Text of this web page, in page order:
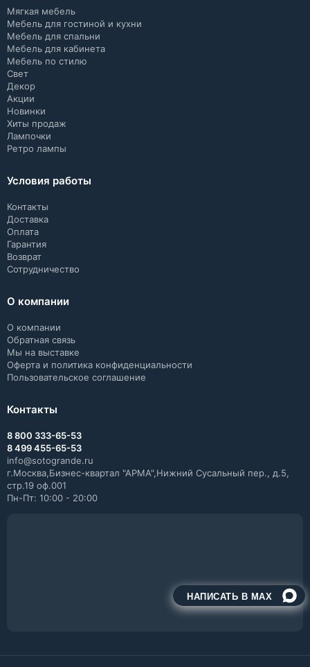
НАПИСАТЬ В MAX
Мягкая мебель
Мебель для гостиной и кухни
Мебель для спальни
Мебель для кабинета
Мебель по стилю
Свет
Декор
Акции
Новинки
Хиты продаж
Лампочки
Ретро лампы
Условия работы
Контакты
Доставка
Оплата
Гарантия
Возврат
Сотрудничество
О компании
О компании
Обратная связь
Мы на выставке
Оферта и политика конфиденциальности
Пользовательское соглашение
Контакты
8 800 333-65-53
8 499 455-65-53
info@sotogrande.ru
г.Москва,Бизнес-квартал "АРМА",Нижний Сусальный пер., д.5,
стр.19 оф.001
Пн-Пт: 10:00 - 20:00